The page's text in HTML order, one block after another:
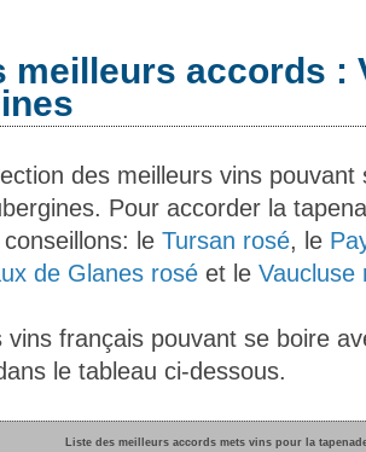
meilleurs accords :
des meilleurs vins pouvant
Pour accorder la
le Tursan rosé, le
de Glanes rosé et le Vaucluse
vins français pouvant se boire
le tableau ci-dessous.
Liste des meilleurs accords mets vins pour la